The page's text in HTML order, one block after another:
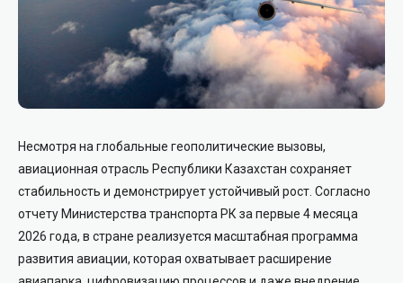
Несмотря на глобальные геополитические вызовы,
авиационная отрасль Республики Казахстан сохраняет
стабильность и демонстрирует устойчивый рост. Согласно
отчету Министерства транспорта РК за первые 4 месяца
2026 года, в стране реализуется масштабная программа
развития авиации, которая охватывает расширение